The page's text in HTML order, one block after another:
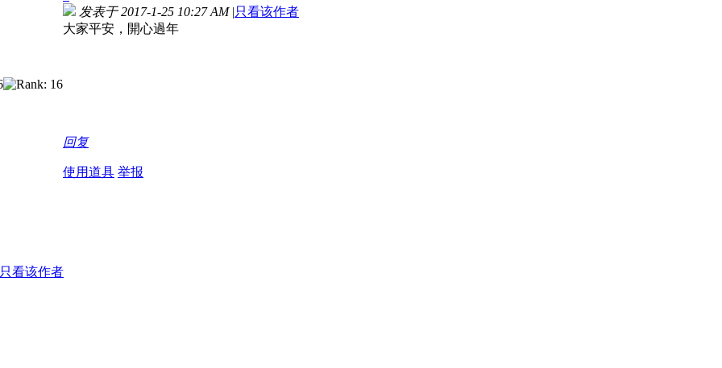
发表于 2017-1-25 10:27 AM |只看该作者
大家平安，開心過年
回复
使用道具 举报
只看该作者